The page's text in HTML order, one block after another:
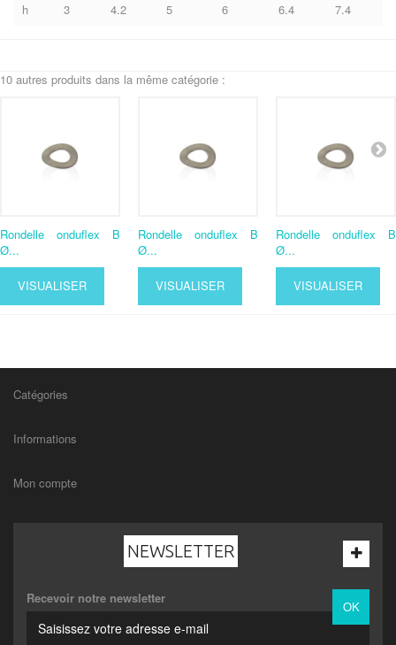
h
3 4.2 5 6 6.4 7.4
10 autres produits dans la même catégorie :
Rondelle onduflex B
Ø...
VISUALISER
Rondelle onduflex B
Ø...
VISUALISER
Rondelle onduflex B
Ø...
VISUALISER
Catégories
Informations
Mon compte
NEWSLETTER
Recevoir notre newsletter
OK